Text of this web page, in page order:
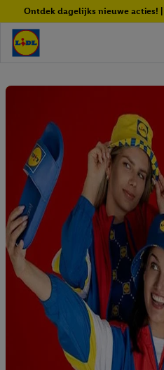
Ontdek dagelijks nieuwe acties!